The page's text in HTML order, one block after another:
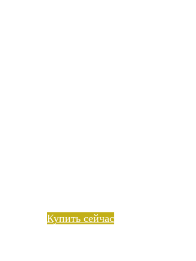
Купить сейчас